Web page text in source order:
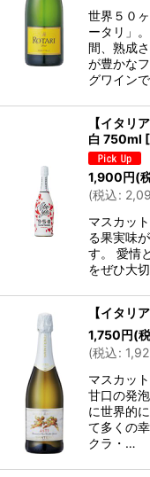
世界５０
ータリ」
間、熟成
が豊かな
グワイン
【イタリ
白 750ml [
1,900円(
(税込:
マスカッ
る果実味
す。 愛情
をぜひ大
【イタリ
1,750円(
(税込:
マスカッ
甘口の発
に世界的
て多くの
クラ・…